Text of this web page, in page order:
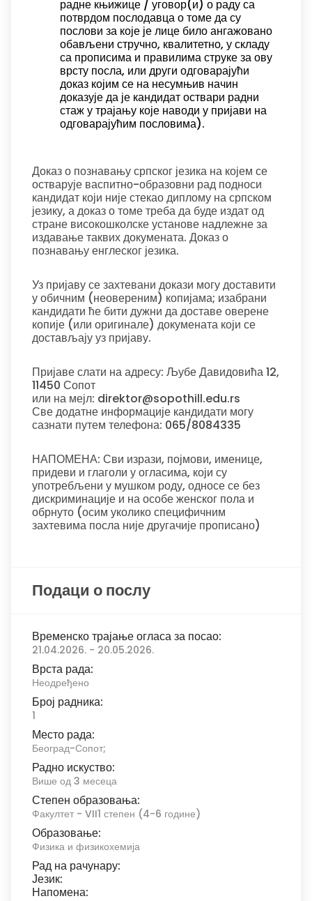
радне књижице / уговор(и) о раду са
потврдом послодавца о томе да су
послови за које је лице било ангажовано
обављени стручно, квалитетно, у складу
са прописима и правилима струке за ову
врсту посла, или други одговарајући
доказ којим се на несумњив начин
доказује да је кандидат оствари радни
стаж у трајању које наводи у пријави на
одговарајућим пословима).
Доказ о познавању српског језика на којем се
остварује васпитно-образовни рад подноси
кандидат који није стекао диплому на српском
језику, а доказ о томе треба да буде издат од
стране високошколске установе надлежне за
издавање таквих докумената. Доказ о
познавању енглеског језика.
Уз пријаву се захтевани докази могу доставити
у обичним (неовереним) копијама; изабрани
кандидати ће бити дужни да доставе оверене
копије (или оригинале) докумената који се
достављају уз пријаву.
Пријаве слати на адресу: Љубе Давидовића 12,
11450 Сопот
или на мејл: direktor@sopothill.edu.rs
Све додатне информације кандидати могу
сазнати путем телефона: 065/8084335
НАПОМЕНА: Сви изрази, појмови, именице,
придеви и глаголи у огласима, који су
употребљени у мушком роду, односе се без
дискриминације и на особе женског пола и
обрнуто (осим уколико специфичним
захтевима посла није другачије прописано)
Подаци о послу
Временско трајање огласа за посао:
21.04.2026. - 20.05.2026.
Врста рада:
Неодређено
Број радника:
1
Место рада:
Београд-Сопот;
Радно искуство:
Више од 3 месеца
Степен образовања:
Факултет - VII1 степен (4-6 године)
Образовање:
Физика и физикохемија
Рад на рачунару:
Језик:
Напомена: